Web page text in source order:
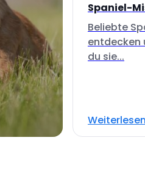
Spaniel-
Beliebte
entdecken
du sie...
Weiterlesen